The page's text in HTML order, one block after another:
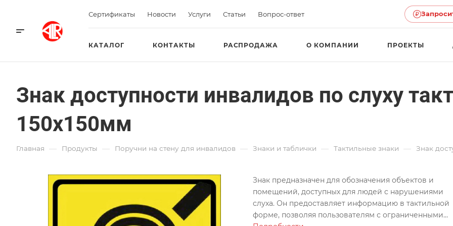
Сертификаты Новости Услуги Статьи Вопрос-ответ
КАТАЛОГ КОНТАКТЫ РАСПРОДАЖА О КОМПАНИИ ПРОЕКТЫ
Знак доступности инвалидов по слуху
150х150мм
Главная — Продукты — Поручни на стену для инвалидов — Знаки и таблички — Тактильные знаки — Знак
Знак предназначен для обозначения объектов и
помещений, доступных для людей с нарушениями
слуха. Он предоставляет информацию в тактильной
форме, позволяя пользователям с ограниченными